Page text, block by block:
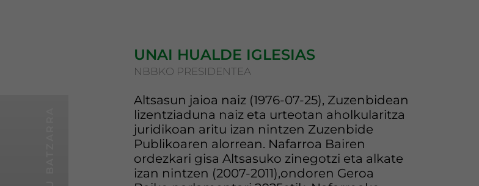
UNAI HUALDE IGLESIAS
NBBKO PRESIDENTEA
Altsasun jaioa naiz (1976-07-25), Zuzenbidean
lizentziaduna naiz eta urteotan aholkularitza
juridikoan aritu izan nintzen Zuzenbide
Publikoaren alorrean. Nafarroa Bairen
ordezkari gisa Altsasuko zinegotzi eta alkate
izan nintzen (2007-2011),ondoren Geroa